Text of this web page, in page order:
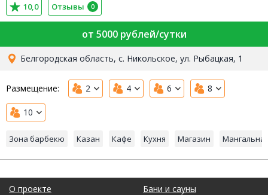
10,0 Отзывы 0
от 5000 рублей/сутки
Белгородская область, с. Никольское, ул. Рыбацкая, 1
Размещение: 2 4 6 8
10
Зона барбекю Казан Кафе Кухня Магазин
О проекте
Бани и сауны